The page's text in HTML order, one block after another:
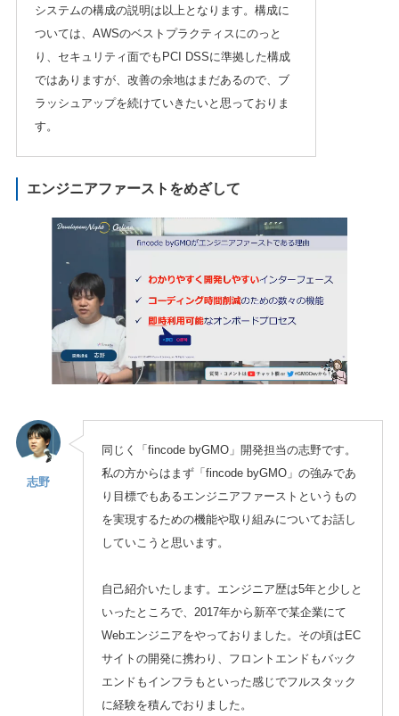
システムの構成の説明は以上となります。構成に
ついては、AWSのベストプラクティスにのっと
り、セキュリティ面でもPCI DSSに準拠した構成
ではありますが、改善の余地はまだあるので、ブ
ラッシュアップを続けていきたいと思っておりま
す。
エンジニアファーストをめざして
志野
同じく「fincode byGMO」開発担当の志野です。
私の方からはまず「fincode byGMO」の強みであ
り目標でもあるエンジニアファーストというもの
を実現するための機能や取り組みについてお話し
していこうと思います。
自己紹介いたします。エンジニア歴は5年と少しと
いったところで、2017年から新卒で某企業にて
Webエンジニアをやっておりました。その頃はEC
サイトの開発に携わり、フロントエンドもバック
エンドもインフラもといった感じでフルスタック
に経験を積んでおりました。